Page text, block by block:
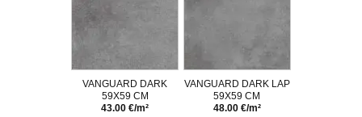
VANGUARD DARK
59X59 CM
43.00 €/m²
VANGUARD DARK LAP
59X59 CM
48.00 €/m²